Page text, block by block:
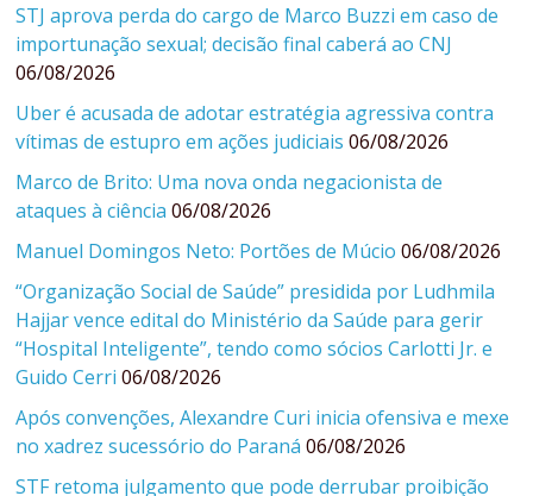
STJ aprova perda do cargo de Marco Buzzi em caso de
importunação sexual; decisão final caberá ao CNJ
06/08/2026
Uber é acusada de adotar estratégia agressiva contra
vítimas de estupro em ações judiciais 06/08/2026
Marco de Brito: Uma nova onda negacionista de
ataques à ciência 06/08/2026
Manuel Domingos Neto: Portões de Múcio 06/08/2026
“Organização Social de Saúde” presidida por Ludhmila
Hajjar vence edital do Ministério da Saúde para gerir
“Hospital Inteligente”, tendo como sócios Carlotti Jr. e
Guido Cerri 06/08/2026
Após convenções, Alexandre Curi inicia ofensiva e mexe
no xadrez sucessório do Paraná 06/08/2026
STF retoma julgamento que pode derrubar proibição